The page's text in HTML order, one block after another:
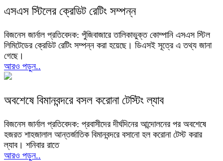
এসএস স্টিলের ক্রেডিট রেটিং সম্পন্ন
বিজনেস জার্নাল প্রতিবেদক: পুঁজিবাজারে তালিকাভুক্ত কোম্পানি এসএস স্টিল
লিমিটেডের ক্রেডিট রেটিং সম্পন্ন করা হয়েছে। ডিএসই সূত্রে এ তথ্য জানা
গেছে।
আরও পড়ুন..
অবশেষে বিমানবন্দরে বসল করোনা টেস্টিং ল্যাব
বিজনেস জার্নাল প্রতিবেদক: প্রবাসীদের দীর্ঘদিনের আন্দোলনের পর অবশেষে
হজরত শাহজালাল আন্তর্জাতিক বিমানবন্দরে বসানো হল করোনা টেস্ট করার
ল্যাব। শনিবার রাতে
আরও পড়ুন..